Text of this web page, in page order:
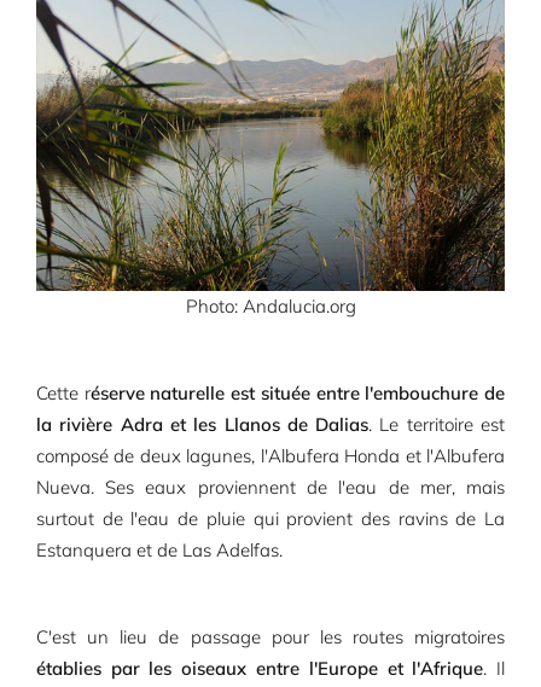
Photo: Andalucia.org
Cette réserve naturelle est située entre l'embouchure de
la rivière Adra et les Llanos de Dalias. Le territoire est
composé de deux lagunes, l'Albufera Honda et l'Albufera
Nueva. Ses eaux proviennent de l'eau de mer, mais
surtout de l'eau de pluie qui provient des ravins de La
Estanquera et de Las Adelfas.
C'est un lieu de passage pour les routes migratoires
établies par les oiseaux entre l'Europe et l'Afrique. Il